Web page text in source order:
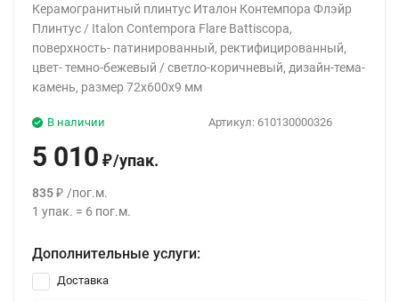
Керамогранитный плинтус Италон Контемпора Флэйр
Плинтус / Italon Contempora Flare Battiscopa,
поверхность- патинированный, ректифицированный,
цвет- темно-бежевый / светло-коричневый, дизайн-тема-
камень, размер 72x600x9 мм
Артикул: 610130000326
В наличии
5 010 ₽/упак.
835 ₽ /пог.м.
1 упак. = 6 пог.м.
Дополнительные услуги:
Доставка